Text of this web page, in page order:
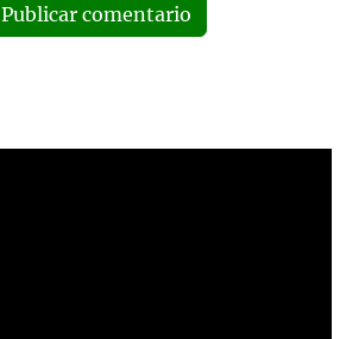
Publicar comentario